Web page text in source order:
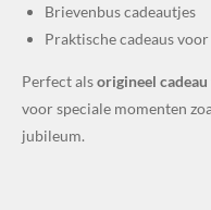
Brievenbus cadeautjes
Praktische cadeaus
Perfect alsorigineel
voor speciale momenten
jubileum.